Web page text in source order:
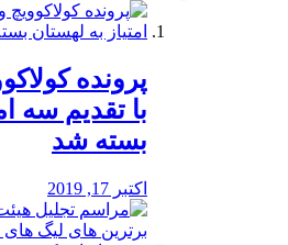
پرونده
با تقدیم سه
بسته شد
اکتبر 17, 2019